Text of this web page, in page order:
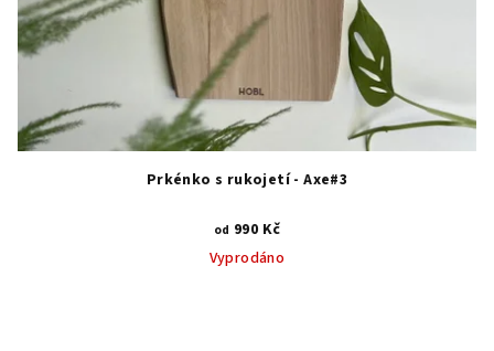
Prkénko s rukojetí - Axe#3
od 990 Kč
Vyprodáno